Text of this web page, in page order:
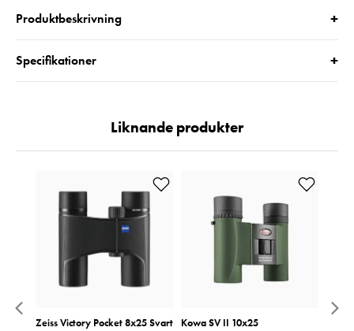
Produktbeskrivning +
Specifikationer +
Liknande produkter
Zeiss Victory Pocket 8x25 Svart Kowa SV II 10x25